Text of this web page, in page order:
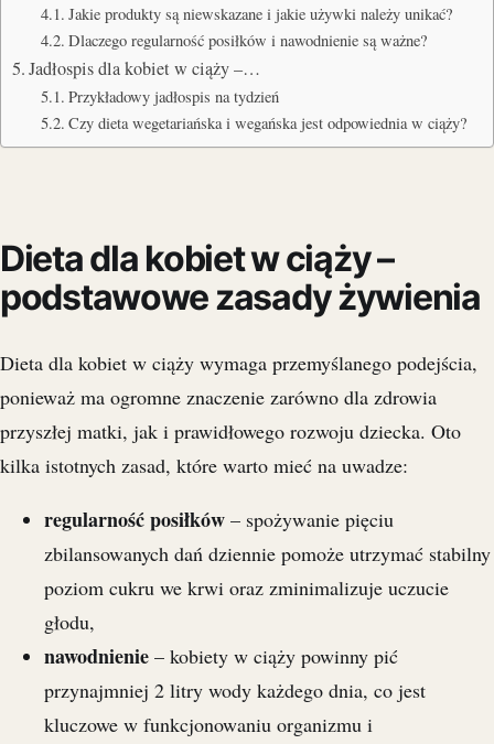
Jakie produkty są niewskazane i jakie używki należy unikać?
Dlaczego regularność posiłków i nawodnienie są ważne?
Jadłospis dla kobiet w ciąży –…
Przykładowy jadłospis na tydzień
Czy dieta wegetariańska i wegańska jest odpowiednia w ciąży?
Dieta dla kobiet w ciąży –
podstawowe zasady żywienia
Dieta dla kobiet w ciąży wymaga przemyślanego podejścia,
ponieważ ma ogromne znaczenie zarówno dla zdrowia
przyszłej matki, jak i prawidłowego rozwoju dziecka. Oto
kilka istotnych zasad, które warto mieć na uwadze:
regularność posiłków – spożywanie pięciu
zbilansowanych dań dziennie pomoże utrzymać stabilny
poziom cukru we krwi oraz zminimalizuje uczucie
głodu,
nawodnienie – kobiety w ciąży powinny pić
przynajmniej 2 litry wody każdego dnia, co jest
kluczowe w funkcjonowaniu organizmu i